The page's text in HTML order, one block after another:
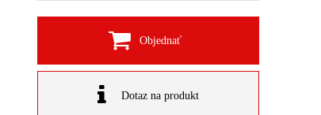
Objednať
Dotaz na produkt